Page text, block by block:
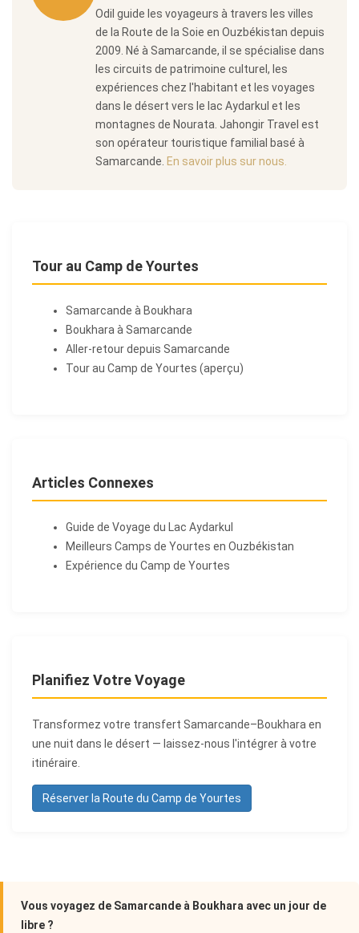
Odil guide les voyageurs à travers les villes
de la Route de la Soie en Ouzbékistan depuis
2009. Né à Samarcande, il se spécialise dans
les circuits de patrimoine culturel, les
expériences chez l'habitant et les voyages
dans le désert vers le lac Aydarkul et les
montagnes de Nourata. Jahongir Travel est
son opérateur touristique familial basé à
Samarcande. En savoir plus sur nous.
Tour au Camp de Yourtes
Samarcande à Boukhara
Boukhara à Samarcande
Aller-retour depuis Samarcande
Tour au Camp de Yourtes (aperçu)
Articles Connexes
Guide de Voyage du Lac Aydarkul
Meilleurs Camps de Yourtes en Ouzbékistan
Expérience du Camp de Yourtes
Planifiez Votre Voyage
Transformez votre transfert Samarcande–Boukhara en
une nuit dans le désert — laissez-nous l'intégrer à votre
itinéraire.
Réserver la Route du Camp de Yourtes
Vous voyagez de Samarcande à Boukhara avec un jour de
libre ?